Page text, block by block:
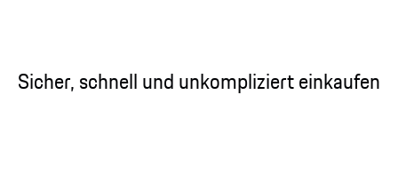
Sicher, schnell und unkompliziert einkaufen